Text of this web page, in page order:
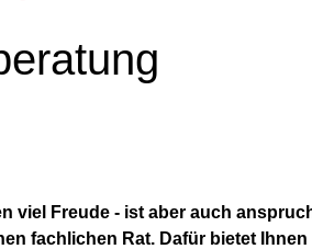
viel Freude - ist aber auch
fachlichen Rat. Dafür bietet